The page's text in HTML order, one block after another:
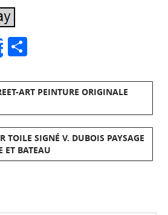
Share
ART PEINTURE ORIGINALE
TOILE SIGNÉ V. DUBOIS PAYSAGE
ET BATEAU